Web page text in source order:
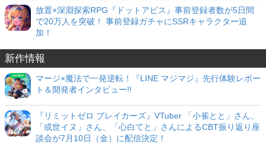
放置×深淵探索RPG『ドットアビス』事前登録者数が5日間
で20万人を突破！ 事前登録ガチャにSSRキャラクター追
加！
新作情報
マージ×魔法で一発逆転！『LINE マジマジ』先行体験レポー
ト＆開発者インタビュー!!
『リミットゼロ ブレイカーズ』VTuber 「小雀とと」さん、
「或世イヌ」さん、「心白てと」さんによるCBT振り返り座
談会が7月10日（金）に配信決定！